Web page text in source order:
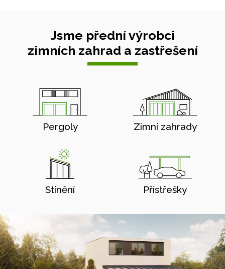
Jsme přední výrobci
zimních zahrad a zastřešení
Pergoly Zimní zahrady
Stínění Přístřešky